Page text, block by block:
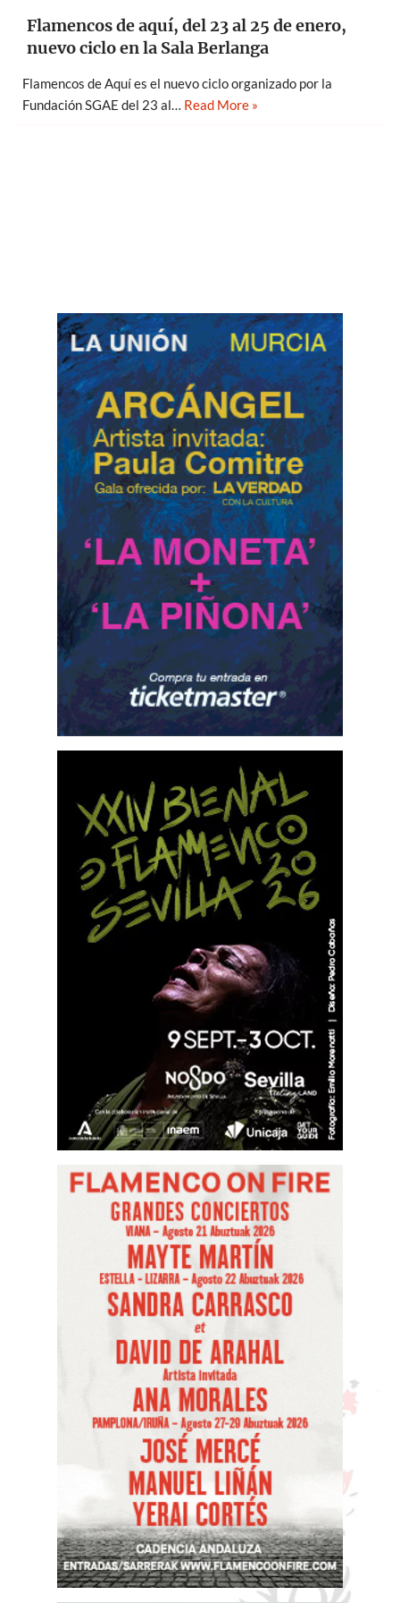
Flamencos de aquí, del 23 al 25 de enero,
nuevo ciclo en la Sala Berlanga
Flamencos de Aquí es el nuevo ciclo organizado por la
Fundación SGAE del 23 al… Read More »